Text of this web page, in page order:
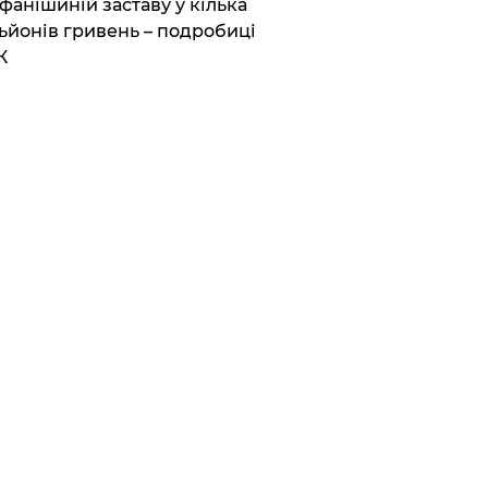
заставу у кілька
гривень – подробиці